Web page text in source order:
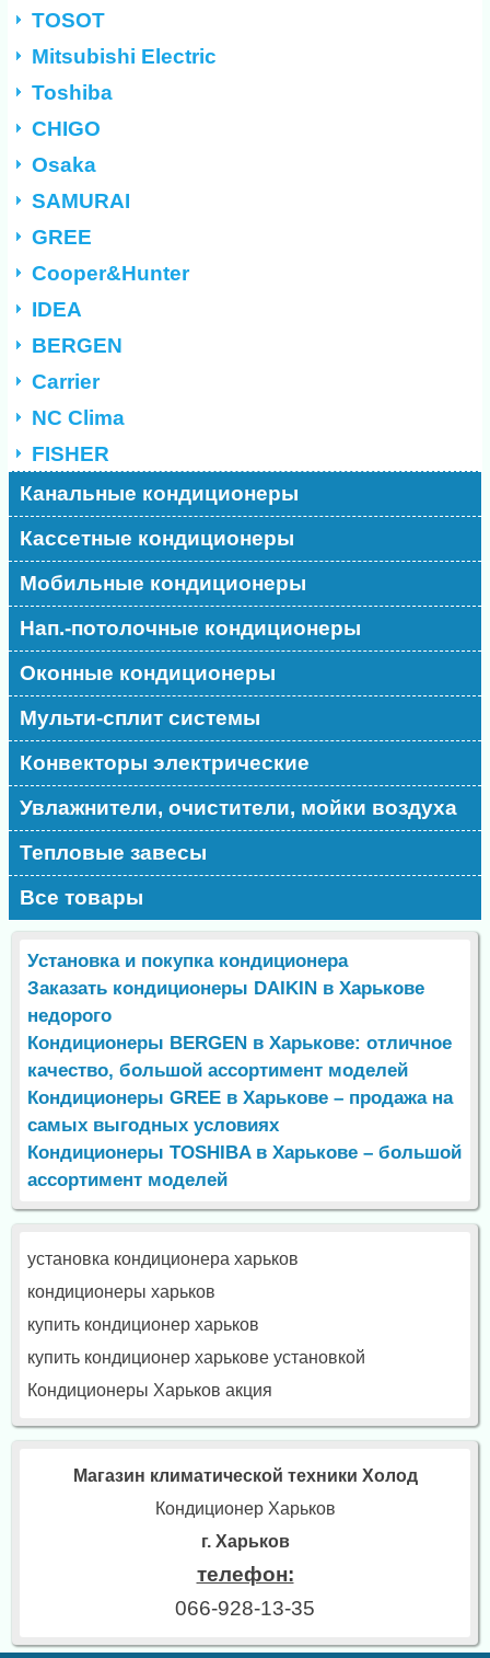
TOSOT
Mitsubishi Electric
Toshiba
CHIGO
Osaka
SAMURAI
GREE
Cooper&Hunter
IDEA
BERGEN
Carrier
NC Clima
FISHER
Канальные кондиционеры
Кассетные кондиционеры
Мобильные кондиционеры
Нап.-потолочные кондиционеры
Оконные кондиционеры
Мульти-сплит системы
Конвекторы электрические
Увлажнители, очистители, мойки воздуха
Тепловые завесы
Все товары
Установка и покупка кондиционера
Заказать кондиционеры DAIKIN в Харькове
недорого
Кондиционеры BERGEN в Харькове: отличное
качество, большой ассортимент моделей
Кондиционеры GREE в Харькове – продажа на
самых выгодных условиях
Кондиционеры TOSHIBA в Харькове – большой
ассортимент моделей
установка кондиционера харьков
кондиционеры харьков
купить кондиционер харьков
купить кондиционер харькове установкой
Кондиционеры Харьков акция
Магазин климатической техники Холод
Кондиционер Харьков
г. Харьков
телефон:
066-928-13-35